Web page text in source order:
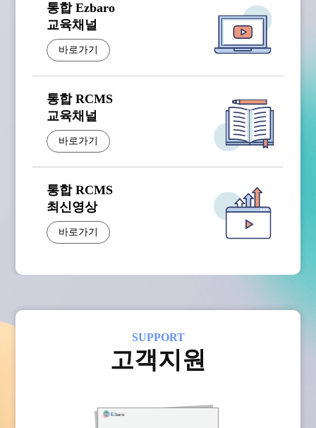
통합 Ezbaro
교육채널
바로가기
통합 RCMS
교육채널
바로가기
통합 RCMS
최신영상
바로가기
SUPPORT
고객지원